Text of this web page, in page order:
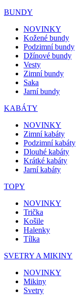
BUNDY
NOVINKY
Kožené bundy
Podzimní bundy
Džínové bundy
Vesty
Zimní bundy
Saka
Jarní bundy
KABÁTY
NOVINKY
Zimní kabáty
Podzimní kabáty
Dlouhé kabáty
Krátké kabáty
Jarní kabáty
TOPY
NOVINKY
Trička
Košile
Halenky
Tílka
SVETRY A MIKINY
NOVINKY
Mikiny
Svetry